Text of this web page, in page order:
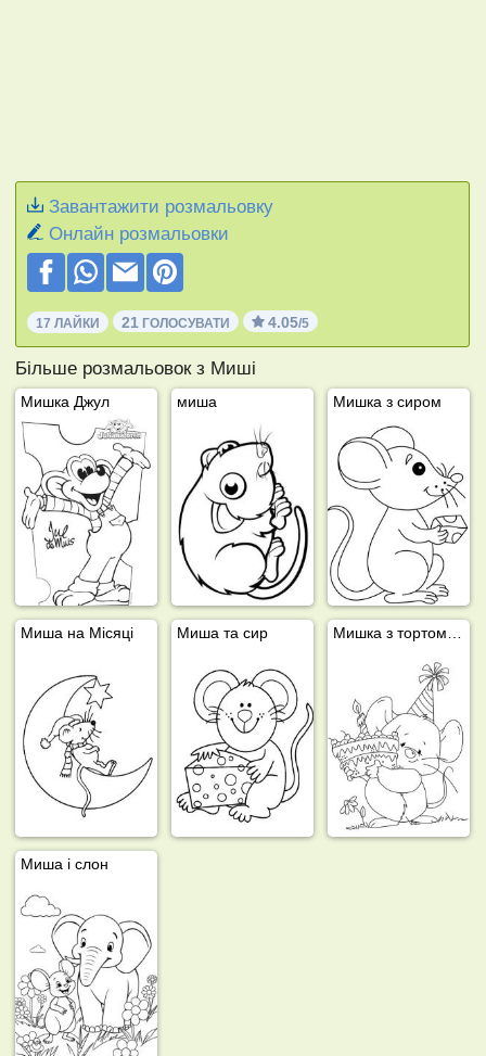
Завантажити розмальовку
Онлайн розмальовки
17 ЛАЙКИ 21 ГОЛОСУВАТИ 4.05/5
Більше розмальовок з Миші
Мишка Джул миша Мишка з сиром
Миша на Місяці Миша та сир
Миша і слон